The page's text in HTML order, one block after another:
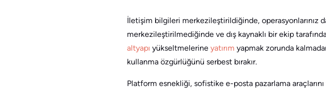
İletişim bilgileri merkezileştirildiğinde, operasyonlarınız
merkezileştirilmediğinde ve dış kaynaklı bir ekip
altyapı yükseltmelerine yatırım yapmak zorunda
kullanma özgürlüğünü serbest bırakır.
Platform esnekliği, sofistike e-posta pazarlama